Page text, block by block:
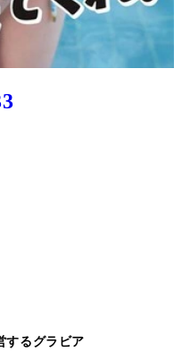
するグラビア